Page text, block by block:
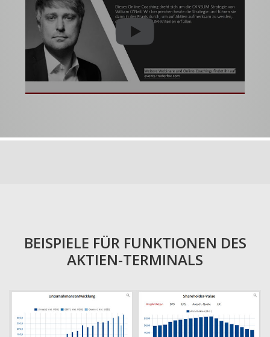
BEISPIELE FÜR FUNKTIONEN DES
AKTIEN-TERMINALS